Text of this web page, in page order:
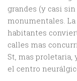
grandes (y casi
monumentales.
habitantes
calles mas
St, mas proletaria,
el centro